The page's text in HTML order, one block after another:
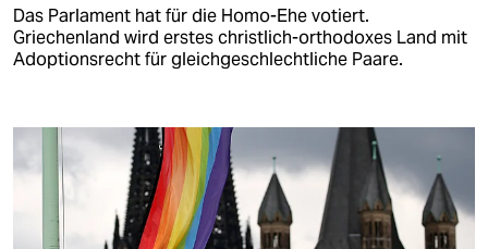
Das Parlament hat für die Homo-Ehe votiert.
Griechenland wird erstes christlich-orthodoxes Land mit
Adoptionsrecht für gleichgeschlechtliche Paare.